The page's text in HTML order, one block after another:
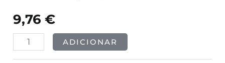
9,76€
ADICIONAR